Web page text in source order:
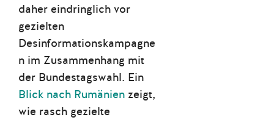
daher eindringlich vor
gezielten
Desinformationskampagne
n im Zusammenhang mit
der Bundestagswahl. Ein
Blick nach Rumänien zeigt,
wie rasch gezielte